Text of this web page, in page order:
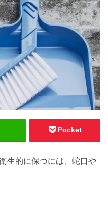
Pocket
生的に保つには、蛇口や